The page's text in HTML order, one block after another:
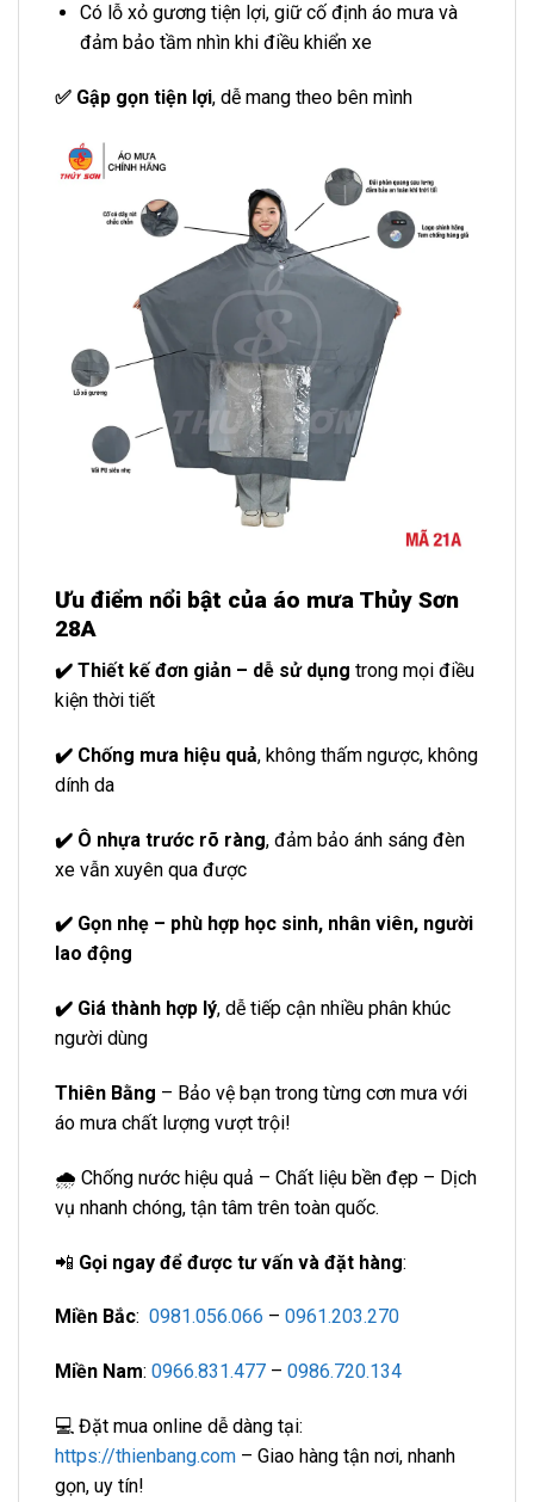
Có lỗ xỏ gương tiện lợi, giữ cố định áo mưa và
đảm bảo tầm nhìn khi điều khiển xe
✅ Gập gọn tiện lợi, dễ mang theo bên mình
Ưu điểm nổi bật của áo mưa Thủy Sơn
28A
✔️ Thiết kế đơn giản – dễ sử dụng trong mọi điều
kiện thời tiết
✔️ Chống mưa hiệu quả, không thấm ngược, không
dính da
✔️ Ô nhựa trước rõ ràng, đảm bảo ánh sáng đèn
xe vẫn xuyên qua được
✔️ Gọn nhẹ – phù hợp học sinh, nhân viên, người
lao động
✔️ Giá thành hợp lý, dễ tiếp cận nhiều phân khúc
người dùng
Thiên Bằng – Bảo vệ bạn trong từng cơn mưa với
áo mưa chất lượng vượt trội!
🌧️ Chống nước hiệu quả – Chất liệu bền đẹp – Dịch
vụ nhanh chóng, tận tâm trên toàn quốc.
📲 Gọi ngay để được tư vấn và đặt hàng:
Miền Bắc: 0981.056.066 – 0961.203.270
Miền Nam: 0966.831.477 – 0986.720.134
💻 Đặt mua online dễ dàng tại:
https://thienbang.com – Giao hàng tận nơi, nhanh
gọn, uy tín!